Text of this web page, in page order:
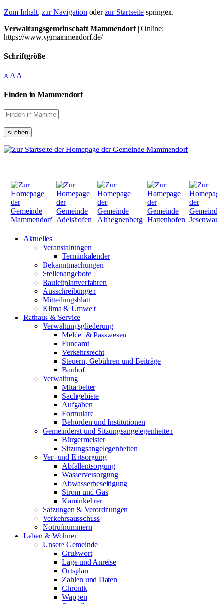
Zum Inhalt, zur Navigation oderzur Startseite springen.
Verwaltungsgemeinschaft Mammendorf| Online:
https://www.vgmammendorf.de/
Schriftgröße
A A A
Finden in Mammendorf
suchen
Aktuelles
Veranstaltungen
Terminkalender
Bekanntmachungen
Stellenangebote
Bauleitplanverfahren
Ausschreibungen
Mitteilungsblatt
Klima & Umwelt
Rathaus & Service
Verwaltungsgliederung
Melde- & Passwesen
Fundamt
Verkehrsrecht
Steuern, Gebühren und Beiträge
Bauhof
Verwaltung
Mitarbeiter
Sachgebiete
Aufgaben
Formulare
Behörden und Institutionen
Gemeinderat und Sitzungsangelegenheiten
Bürgermeister
Sitzungsangelegenheiten
Ver- und Entsorgung
Abfallentsorgung
Wasserversorgung
Abwasserbeseitigung
Strom und Gas
Kaminkehrer
Satzungen & Verordnungen
Verkehrsausschuss
Notrufnummern
Leben & Wohnen
Unsere Gemeinde
Grußwort
Lage und Anreise
Ortsplan
Zahlen und Daten
Chronik
Wappen